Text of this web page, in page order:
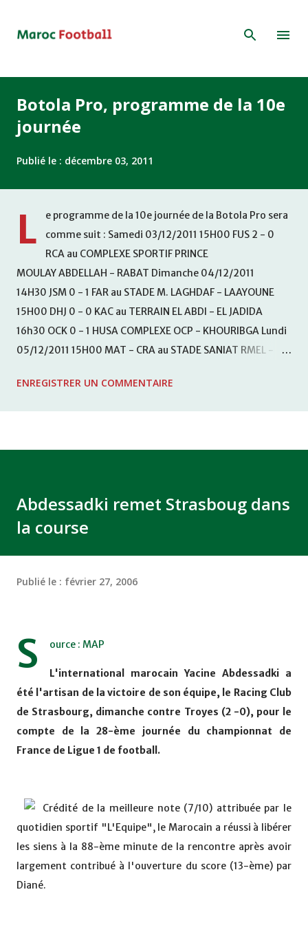
Botola Pro, programme de la 10e
journée
Publié le : décembre 03, 2011
L
e programme de la 10e journée de la Botola Pro sera
comme suit : Samedi 03/12/2011 15H00 FUS 2 - 0
RCA au COMPLEXE SPORTIF PRINCE
MOULAY ABDELLAH - RABAT Dimanche 04/12/2011
14H30 JSM 0 - 1 FAR au STADE M. LAGHDAF - LAAYOUNE
15H00 DHJ 0 - 0 KAC au TERRAIN EL ABDI - EL JADIDA
16h30 OCK 0 - 1 HUSA COMPLEXE OCP - KHOURIBGA Lundi
05/12/2011 15H00 MAT - CRA au STADE SANIAT RMEL -
KHEMISET Mardi 06/12/2011 15H00 WAF - OCS au
ENREGISTRER UN COMMENTAIRE
Abdessadki remet Strasboug dans
la course
Publié le : février 27, 2006
S ource : MAP
L'international marocain Yacine Abdessadki a
été l'artisan de la victoire de son équipe, le Racing Club
de Strasbourg, dimanche contre Troyes (2 -0), pour le
compte de la 28-ème journée du championnat de
France de Ligue 1 de football.
Crédité de la meilleure note (7/10) attribuée par le
quotidien sportif "L'Equipe", le Marocain a réussi à libérer
les siens à la 88-ème minute de la rencontre après avoir
largement contribué à l'ouverture du score (13-ème) par
Diané.